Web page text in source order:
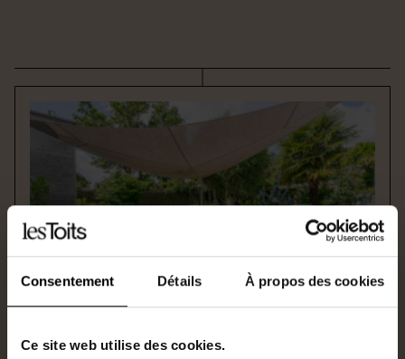
Consentement Détails À propos des cookies
Ce site web utilise des cookies.